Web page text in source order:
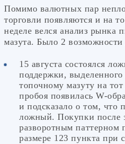
Помимо валютных пар
торговли появляются и на
неделе велся анализ рынка
мазута. Было 2
15 августа состоялся
поддержки, выделенного
топочному мазуту на
пробоя появилась W-
и подсказало о том, что
ложный. Покупки после
разворотным паттерном
размере 123 пункта при